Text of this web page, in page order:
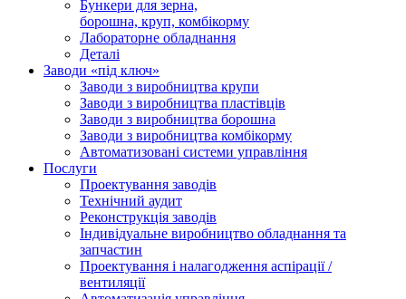
Бункери для зерна,
борошна, круп, комбікорму
Лабораторне обладнання
Деталі
Заводи «під ключ»
Заводи з виробництва крупи
Заводи з виробництва пластівців
Заводи з виробництва борошна
Заводи з виробництва комбікорму
Автоматизовані системи управління
Послуги
Проектування заводів
Технічний аудит
Реконструкція заводів
Індивідуальне виробництво обладнання та
запчастин
Проектування і налагодження аспірації /
вентиляції